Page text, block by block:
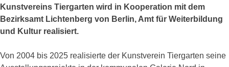
Kunstvereins Tiergarten wird in Kooperation mit dem
Bezirksamt Lichtenberg von Berlin, Amt für Weiterbildung
und Kultur realisiert.
Von 2004 bis 2025 realisierte der Kunstverein Tiergarten seine